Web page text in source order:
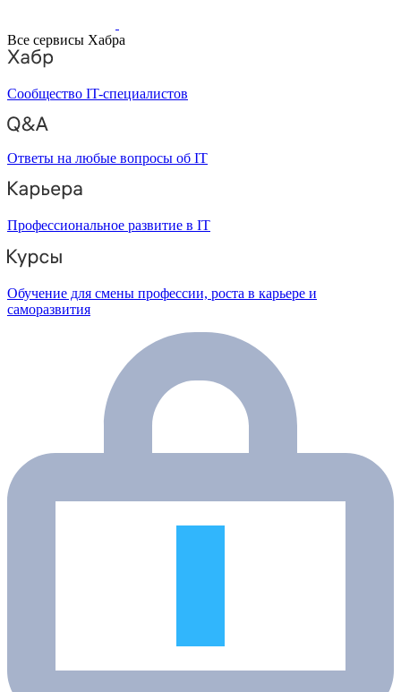
Все сервисы Хабра
Сообщество IT-специалистов
Ответы на любые вопросы об IT
Профессиональное развитие в IT
Обучение для смены профессии, роста в карьере и
саморазвития